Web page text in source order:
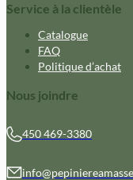
Service à la clientèle
Catalogue
FAQ
Politique d’achat
Nous joindre
450 469-3380